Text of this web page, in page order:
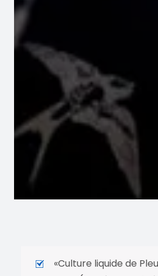
«Culture liquide de